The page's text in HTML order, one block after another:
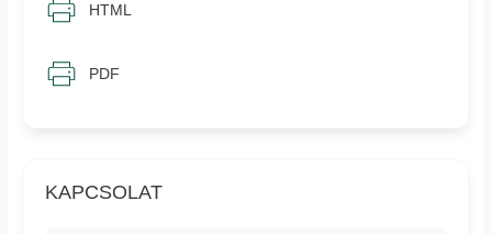
KAPCSOLAT
HTML
PDF